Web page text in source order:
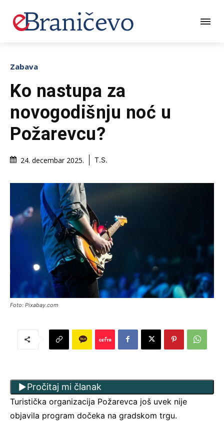
Zabava
Ko nastupa za
novogodišnju noć u
Požarevcu?
24. decembar 2025. T.S.
Foto: Pixabay.com
Pročitaj mi članak
Turistička organizacija Požarevca još uvek nije
objavila program dočeka na gradskom trgu.